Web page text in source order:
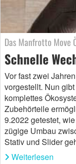
Das Manfrotto Move
Schnelle
Vor fast zwei
vorgestellt. Nun
komplettes
Zubehörteile
9.2022 getestet,
zügige Umbau
Stativ und Slider
Weiterlesen